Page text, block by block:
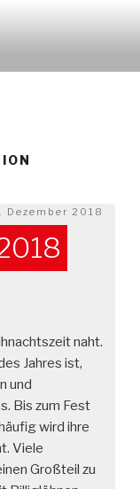
Dezember 2018
naht.
Jahres ist,
und
Bis zum Fest
wird ihre
Viele
Großteil zu